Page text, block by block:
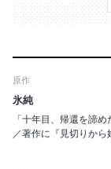
原作
氷純
「十年目、帰還を諦
／著作に『見切りから